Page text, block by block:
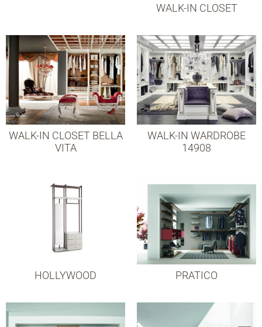
WALK-IN CLOSET
WALK-IN CLOSET BELLA
VITA
WALK-IN WARDROBE
14908
HOLLYWOOD PRATICO